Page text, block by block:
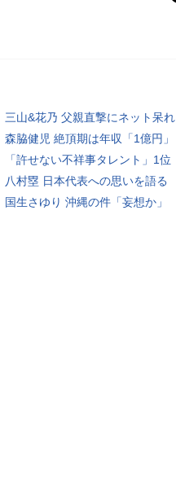
三山&花乃 父親直撃にネット呆れ
森脇健児 絶頂期は年収「1億円」
「許せない不祥事タレント」1位
八村塁 日本代表への思いを語る
国生さゆり 沖縄の件「妄想か」